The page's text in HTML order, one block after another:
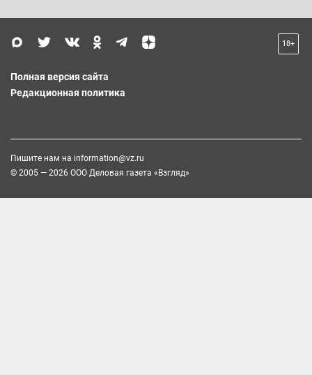
18+
Полная версия сайта
Редакционная политика
Пишите нам на information@vz.ru
© 2005 — 2026 ООО Деловая газета «Взгляд»